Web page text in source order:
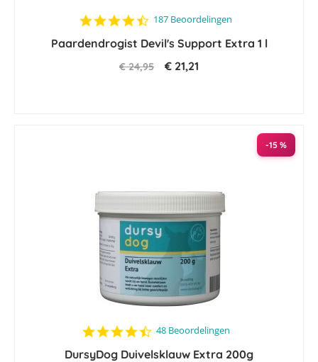
4.5
rating
187 Beoordelingen
Paardendrogist Devil's Support Extra 1 l
€ 24,95 € 21,21
-15 %
4.5
rating
48 Beoordelingen
DursyDog Duivelsklauw Extra 200g